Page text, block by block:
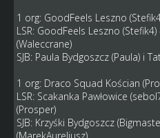
1 org: GoodFeels Leszno
LSR: GoodFeels Leszno
(Waleccrane)
SJB: Paula Bydgoszcz (Paula) i
1 org: Draco Squad Kościan
LSR: Scakanka Pawłowice
(Prosper)
SJB: Krzyśki Bydgoszcz